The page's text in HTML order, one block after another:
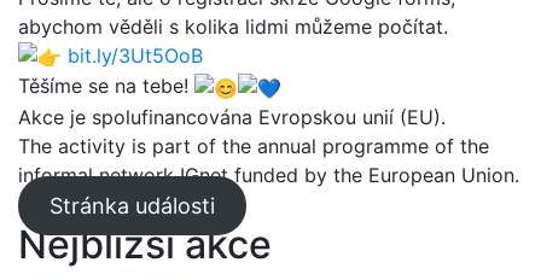
abychom věděli s kolika lidmi můžeme počítat.
bit.ly/3Ut5OoB
Těšíme se na tebe!
Akce je spolufinancována Evropskou unií (EU).
The activity is part of the annual programme of the
informal network IGnet funded by the European Union.
Stránka události
Nejbližší akce